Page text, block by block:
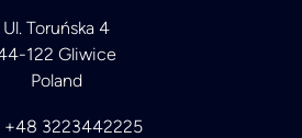
Ul. Toruńska 4
122 Gliwice
Poland
+48 3223442225